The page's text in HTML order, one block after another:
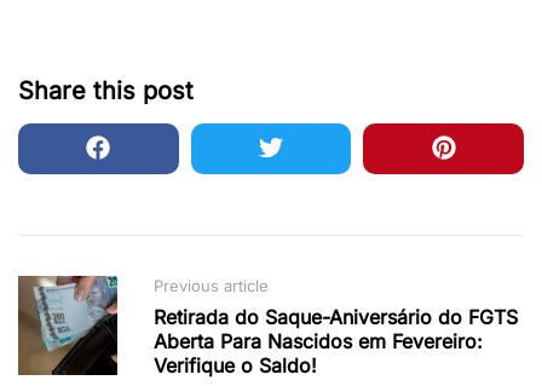
Share this post
Post
navigation
Previous article
Retirada do Saque-Aniversário do FGTS
Aberta Para Nascidos em Fevereiro:
Verifique o Saldo!